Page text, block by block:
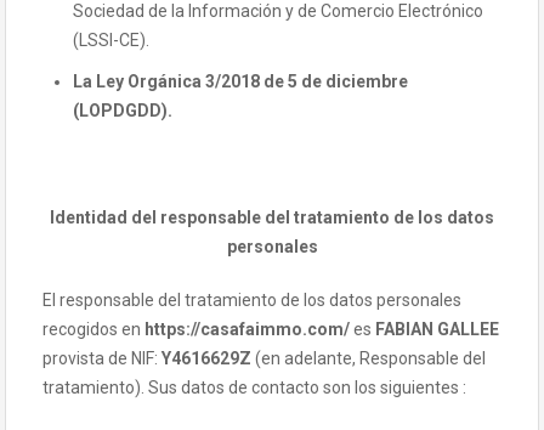
Sociedad de la Información y de Comercio Electrónico
(LSSI-CE).
La Ley Orgánica 3/2018 de 5 de diciembre
(LOPDGDD).
Identidad del responsable del tratamiento de los datos
personales
El responsable del tratamiento de los datos personales
recogidos en https://casafaimmo.com/es FABIAN GALLEE
provista de NIF: Y4616629Z (en adelante, Responsable del
tratamiento). Sus datos de contacto son los siguientes :